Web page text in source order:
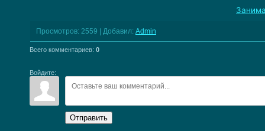
Просмотров: 2559 | Добавил: Admin
Всего комментариев: 0
Войдите:
Отправить